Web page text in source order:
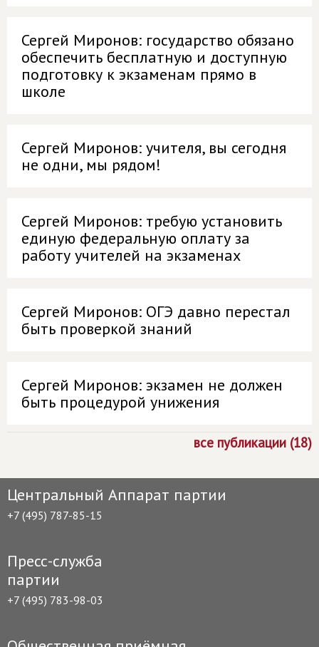
Сергей Миронов: государство обязано
обеспечить бесплатную и доступную
подготовку к экзаменам прямо в
школе
Сергей Миронов: учителя, вы сегодня
не одни, мы рядом!
Сергей Миронов: требую установить
единую федеральную оплату за
работу учителей на экзаменах
Сергей Миронов: ОГЭ давно перестал
быть проверкой знаний
Сергей Миронов: экзамен не должен
быть процедурой унижения
все публикации (18)
Центральный Аппарат партии
+7 (495) 787-85-15
Пресс-служба
партии
+7 (495) 783-98-03